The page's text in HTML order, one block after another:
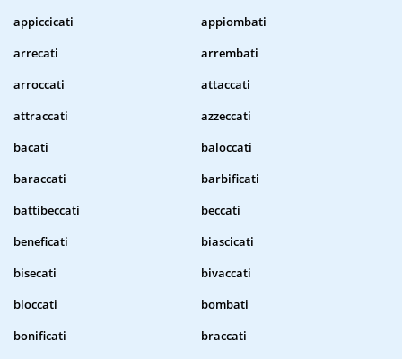
appiccicati
appiombati
arrecati
arrembati
arroccati
attaccati
attraccati
azzeccati
bacati
baloccati
baraccati
barbificati
battibeccati
beccati
beneficati
biascicati
bisecati
bivaccati
bloccati
bombati
bonificati
braccati